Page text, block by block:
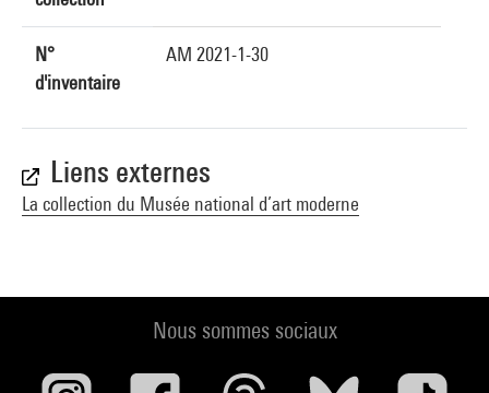
N°
d'inventaire
AM 2021-1-30
Liens externes
La collection du Musée national d’art moderne
Nous sommes sociaux